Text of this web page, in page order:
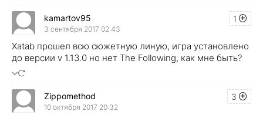
1
kamartov95
3 сентября 2017 02:43
Xatab прошел всю сюжетную линую, игра установлено
до версии v 1.13.0 но нет The Following, как мне быть?
3
Zippomethod
10 октября 2017 20:32